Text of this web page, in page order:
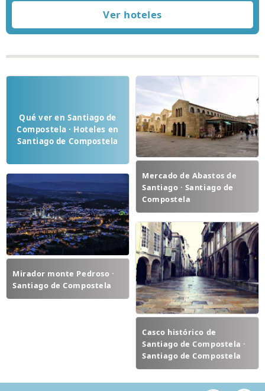
Qué ver en Santiago de
Compostela · Hoteles en
Santiago de Compostela
Mercado de Abastos de
Santiago · Santiago de
Compostela
Mirador monte Pedroso ·
Santiago de Compostela
Casco histórico de
Santiago de Compostela ·
Santiago de Compostela